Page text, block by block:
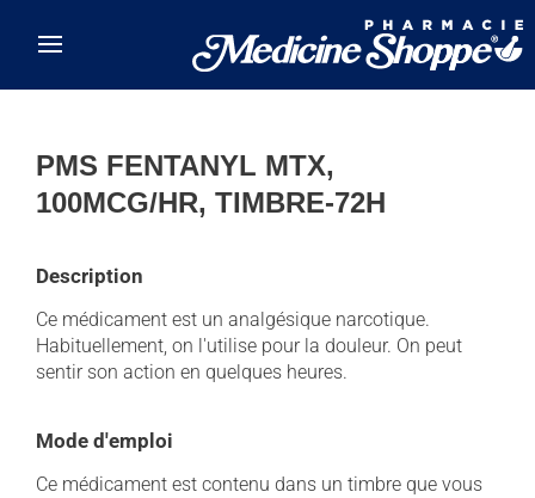
PMS FENTANYL MTX,
100MCG/HR, TIMBRE-72H
Description
Ce médicament est un analgésique narcotique.
Habituellement, on l'utilise pour la douleur. On peut
sentir son action en quelques heures.
Mode d'emploi
Ce médicament est contenu dans un timbre que vous